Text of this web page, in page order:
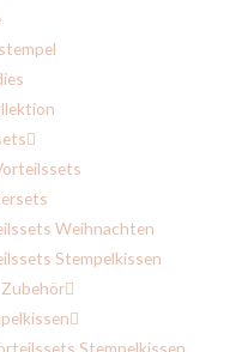
Weihnachten
Stempelkissen
Stempelkissen